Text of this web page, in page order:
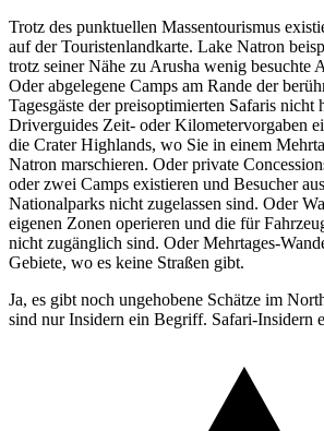
Trotz des punktuellen Massentourismus
auf der Touristenlandkarte. Lake Natron
trotz seiner Nähe zu Arusha wenig besuchte
Oder abgelegene Camps am Rande der
Tagesgäste der preisoptimierten Safaris
Driverguides Zeit- oder Kilometervorgaben
die Crater Highlands, wo Sie in einem
Natron marschieren. Oder private
oder zwei Camps existieren und Besucher
Nationalparks nicht zugelassen sind. Oder
eigenen Zonen operieren und die für
nicht zugänglich sind. Oder Mehrtages-
Gebiete, wo es keine Straßen gibt.
Ja, es gibt noch ungehobene Schätze im
sind nur Insidern ein Begriff. Safari-Insidern